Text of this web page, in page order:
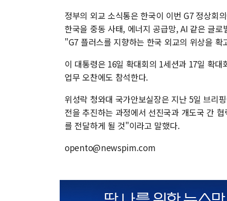
정부의 외교 소식통은 한국이 이번 G7 정상회
한국을 중동 사태, 에너지 공급망, AI 같은 글
"G7 플러스를 지향하는 한국 외교의 위상을
이 대통령은 16일 확대회의 1세션과 17일 확
업무 오찬에도 참석한다.
위성락 청와대 국가안보실장은 지난 5일 브리
전을 추진하는 과정에서 선진국과 개도국 간
를 전달하게 될 것"이라고 말했다.
opento@newspim.com